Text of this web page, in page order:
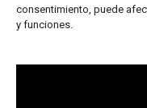
consentimiento, puede
y funciones.